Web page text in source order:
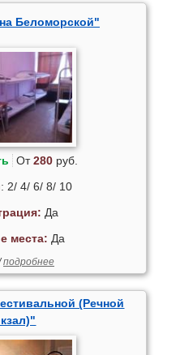
Беломорской"
От280руб.
: 2/ 4/ 6/ 8/ 10
Да
места: Да
подробнее
(Речной